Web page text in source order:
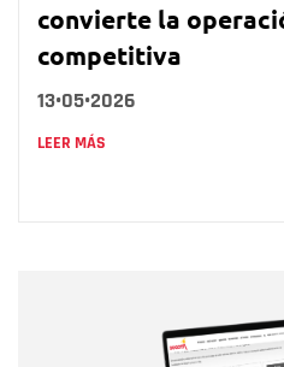
convierte la
competitiva
13•05•2026
LEER MÁS